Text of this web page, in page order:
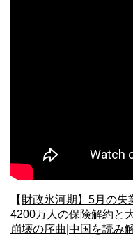
【 財政氷河期】5月の失
4200万人の保険解約と
崩壊の序曲|中国を読み